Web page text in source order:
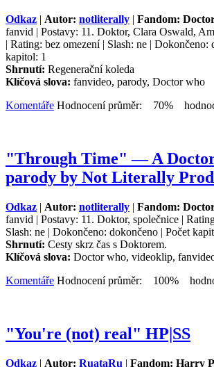
Odkaz | Autor: notliterally | Fandom:
fanvid | Postavy: 11. Doktor, Clara Oswald,
| Rating: bez omezení | Slash: ne | Dokončeno:
kapitol: 1
Shrnutí: Regenerační koleda
Klíčová slova: fanvideo, parody, Doctor who
Komentáře Hodnocení průměr: 70%
"Through Time" — A
parody by Not Literally
Odkaz | Autor: notliterally | Fandom:
fanvid | Postavy: 11. Doktor, společnice |
Slash: ne | Dokončeno: dokončeno | Počet
Shrnutí: Cesty skrz čas s Doktorem.
Klíčová slova: Doctor who, videoklip,
Komentáře Hodnocení průměr: 100%
"You're (not) real" HP|SS
Odkaz | Autor: RuataRu | Fandom: Harry